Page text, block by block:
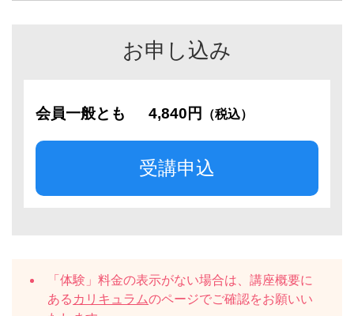
お申し込み
会員一般とも 4,840円 （税込）
受講申込
「体験」料金の表示がない場合は、講座概要に
ある カリキュラムのページでご確認をお願いい